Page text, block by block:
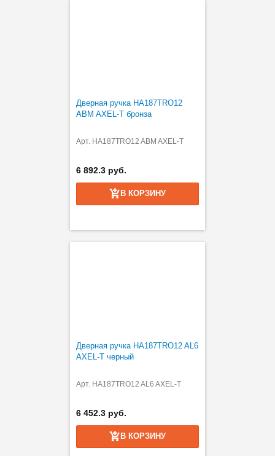
Дверная ручка HA187TRO12
ABM AXEL-T бронза
Арт. HA187TRO12 ABM AXEL-T
6 892.3 руб.
В КОРЗИНУ
Дверная ручка HA187TRO12 AL6
AXEL-T черный
Арт. HA187TRO12 AL6 AXEL-T
6 452.3 руб.
В КОРЗИНУ